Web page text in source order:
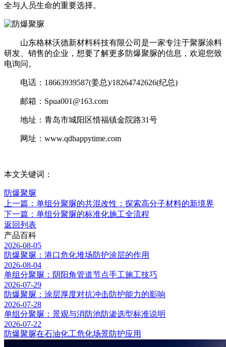
全与人员生命的重要选择。
山东格林沃德新材料科技有限公司是一家专注于聚脲涂料
研发、销售的企业，想要了解更多防爆聚脲的信息，欢迎您致
电询问。
电话：18663939587(姜总)/18264742626(纪总)
邮箱：Spua001@163.com
地址：青岛市城阳区惜福镇金院路31号
网址：www.qdhappytime.com
本文关键词：
防爆聚脲
上一篇：单组分聚脲的共混改性：探索高分子材料的新境界
下一篇：单组分聚脲的标准化施工全流程
返回列表
产品百科
2026-08-05
防爆聚脲：港口危化堆场防护涂层的作用
2026-08-04
单组分聚脲：阴阳角管道节点手工施工技巧
2026-07-29
防爆聚脲：涂层厚度对抗冲击防护能力的影响
2026-07-28
单组分聚脲：景观与消防池防渗选型标准说明
2026-07-22
防爆聚脲在石油化工危化场景防护应用